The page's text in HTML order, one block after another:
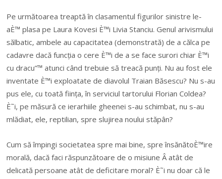
Pe următoarea treaptă în clasamentul figurilor sinistre le-
aÈ™ plasa pe Laura Kovesi È™i Livia Stanciu. Genul arivismului
sălbatic, ambele au capacitatea (demonstrată) de a călca pe
cadavre dacă funcția o cere È™i de a se face surori chiar È™i
cu dracu”™ atunci când trebuie să treacă punți. Nu au fost ele
inventate È™i exploatate de diavolul Traian Băsescu? Nu s-au
pus ele, cu toată ființa, în serviciul tartorului Florian Coldea?
È˜i, pe măsură ce ierarhiile gheenei s-au schimbat, nu s-au
mlădiat, ele, reptilian, spre slujirea noului stăpân?
Cum să împingi societatea spre mai bine, spre însănătoÈ™ire
morală, dacă faci răspunzătoare de o misiune Â atât de
delicată persoane atât de deficitare moral? È˜i nu doar că le